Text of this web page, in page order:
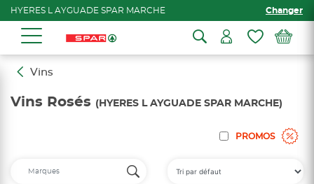
HYERES L AYGUADE SPAR MARCHE Changer
Vins
Vins Rosés (HYERES L AYGUADE SPAR MARCHE)
PROMOS